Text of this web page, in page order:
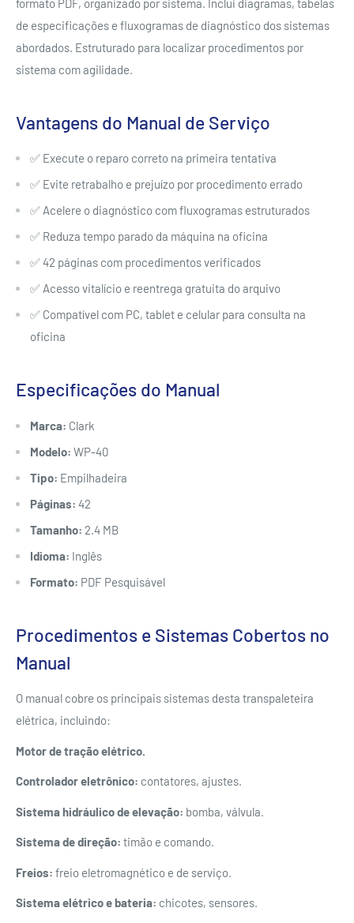
formato PDF, organizado por sistema. Inclui diagramas, tabelas
de especificações e fluxogramas de diagnóstico dos sistemas
abordados. Estruturado para localizar procedimentos por
sistema com agilidade.
Vantagens do Manual de Serviço
✅ Execute o reparo correto na primeira tentativa
✅ Evite retrabalho e prejuízo por procedimento errado
✅ Acelere o diagnóstico com fluxogramas estruturados
✅ Reduza tempo parado da máquina na oficina
✅ 42 páginas com procedimentos verificados
✅ Acesso vitalício e reentrega gratuita do arquivo
✅ Compatível com PC, tablet e celular para consulta na
oficina
Especificações do Manual
Marca: Clark
Modelo: WP-40
Tipo: Empilhadeira
Páginas: 42
Tamanho: 2.4 MB
Idioma: Inglês
Formato: PDF Pesquisável
Procedimentos e Sistemas Cobertos no
Manual
O manual cobre os principais sistemas desta transpaleteira
elétrica, incluindo:
Motor de tração elétrico.
Controlador eletrônico: contatores, ajustes.
Sistema hidráulico de elevação: bomba, válvula.
Sistema de direção: timão e comando.
Freios: freio eletromagnético e de serviço.
Sistema elétrico e bateria: chicotes, sensores.